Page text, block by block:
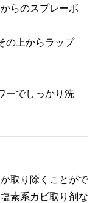
らのスプレーボ
の上からラップ
ーでしっかり洗
取り除くことがで
素系カビ取り剤な